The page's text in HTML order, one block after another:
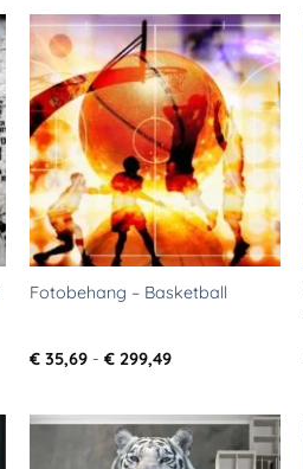
Toevoegen
aan
verlanglijst
Fotobehang – Basketball
€ 35,69 - € 299,49Prijsklasse: